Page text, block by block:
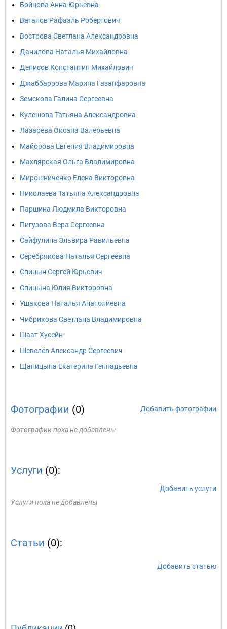
Бойцова Анна Юрьевна
Вагапов Рафаэль Робертович
Вострова Светлана Александровна
Данилова Наталья Михайловна
Денисов Константин Михайлович
Джаббаррова Марина Газанфаровна
Земскова Галина Сергеевна
Кулешова Татьяна Александровна
Лазарева Оксана Валерьевна
Майорова Евгения Владимировна
Махлярская Ольга Владимировна
Мирошниченко Елена Викторовна
Николаева Татьяна Александровна
Паршина Людмила Викторовна
Пигузова Вера Сергеевна
Сайфулина Эльвира Равильевна
Серебрякова Наталья Сергеевна
Спицын Сергей Юрьевич
Спицына Юлия Викторовна
Ушакова Наталья Анатолиевна
Чибрикова Светлана Владимировна
Шаат Хусейн
Шевелёв Александр Сергеевич
Щаницына Екатерина Геннадьевна
Фотографии (0) Добавить фотографии
Фотографии пока не добавлены
Услуги (0):
Добавить услуги
Услуги пока не добавлены
Статьи (0):
Добавить статью